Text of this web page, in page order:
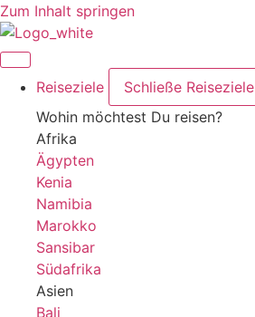
Zum Inhalt springen
Reiseziele Schließe Reiseziele
Wohin möchtest Du reisen?
Afrika
Ägypten
Kenia
Namibia
Marokko
Sansibar
Südafrika
Asien
Bali